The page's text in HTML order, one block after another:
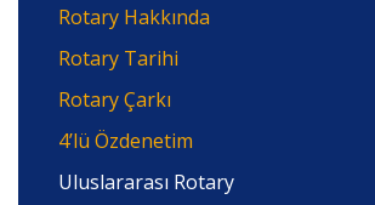
Rotary Hakkında
Rotary Tarihi
Rotary Çarkı
4’lü Özdenetim
Uluslararası Rotary